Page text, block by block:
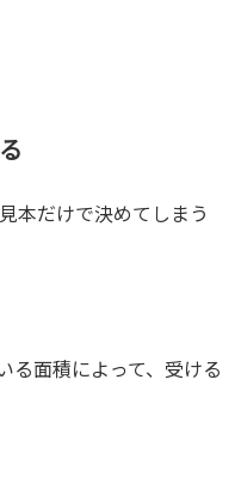
本だけで決めてしまう
る面積によって、受ける